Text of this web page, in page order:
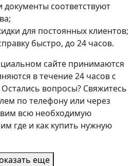
соответствуют
для постоянных клиентов;
быстро, до 24 часов.
сайте принимаются
в течение 24 часов с
вопросы? Свяжитесь
по телефону или через
всю необходимую
где и как купить нужную
еще